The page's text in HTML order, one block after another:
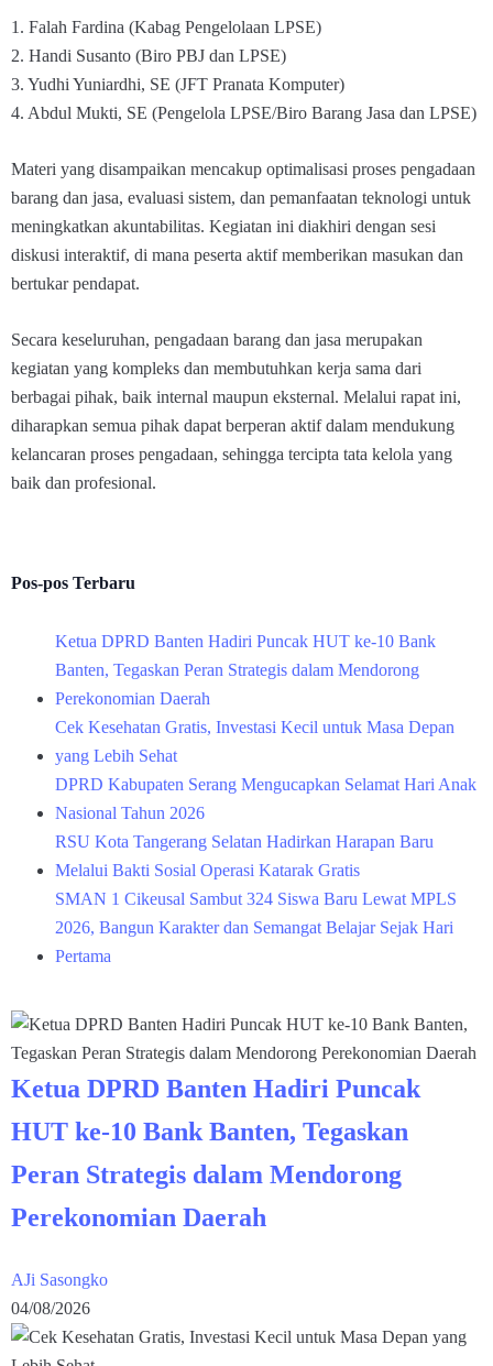
1. Falah Fardina (Kabag Pengelolaan LPSE)
2. Handi Susanto (Biro PBJ dan LPSE)
3. Yudhi Yuniardhi, SE (JFT Pranata Komputer)
4. Abdul Mukti, SE (Pengelola LPSE/Biro Barang Jasa dan LPSE)
Materi yang disampaikan mencakup optimalisasi proses pengadaan
barang dan jasa, evaluasi sistem, dan pemanfaatan teknologi untuk
meningkatkan akuntabilitas. Kegiatan ini diakhiri dengan sesi
diskusi interaktif, di mana peserta aktif memberikan masukan dan
bertukar pendapat.
Secara keseluruhan, pengadaan barang dan jasa merupakan
kegiatan yang kompleks dan membutuhkan kerja sama dari
berbagai pihak, baik internal maupun eksternal. Melalui rapat ini,
diharapkan semua pihak dapat berperan aktif dalam mendukung
kelancaran proses pengadaan, sehingga tercipta tata kelola yang
baik dan profesional.
Pos-pos Terbaru
Ketua DPRD Banten Hadiri Puncak HUT ke-10 Bank
Banten, Tegaskan Peran Strategis dalam Mendorong
Perekonomian Daerah
Cek Kesehatan Gratis, Investasi Kecil untuk Masa Depan
yang Lebih Sehat
DPRD Kabupaten Serang Mengucapkan Selamat Hari Anak
Nasional Tahun 2026
RSU Kota Tangerang Selatan Hadirkan Harapan Baru
Melalui Bakti Sosial Operasi Katarak Gratis
SMAN 1 Cikeusal Sambut 324 Siswa Baru Lewat MPLS
2026, Bangun Karakter dan Semangat Belajar Sejak Hari
Pertama
Ketua DPRD Banten Hadiri Puncak
HUT ke-10 Bank Banten, Tegaskan
Peran Strategis dalam Mendorong
Perekonomian Daerah
AJi Sasongko
04/08/2026